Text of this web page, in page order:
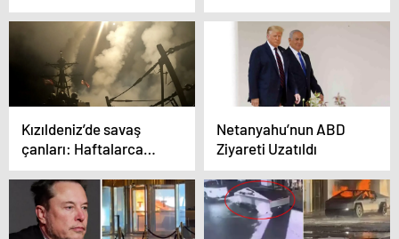
görüşmesi
karşıtı gösteri
Kızıldeniz’de savaş
çanları: Haftalarca
sürecek saldırılar
bekleniyor! İlk
harekatta 31 kişi öldü
Netanyahu’nun ABD
Ziyareti Uzatıldı